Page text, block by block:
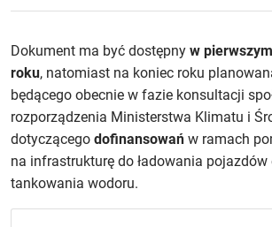
Dokument ma być dostępny w
roku, natomiast na koniec roku
będącego obecnie w fazie konsultacji
rozporządzenia Ministerstwa Klimatu i
dotyczącego dofinansowań w ramach
na infrastrukturę do ładowania
tankowania wodoru.